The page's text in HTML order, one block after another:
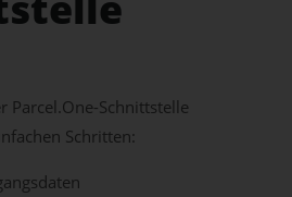
Parcel.One-Schnittstelle
Schritten: